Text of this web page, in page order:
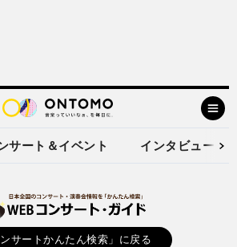
サート＆イベント インタビュー
サートかんたん検索」に戻る